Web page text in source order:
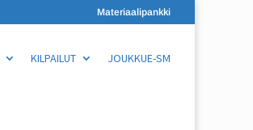
Materiaalipankki
KILPAILUT JOUKKUE-SM